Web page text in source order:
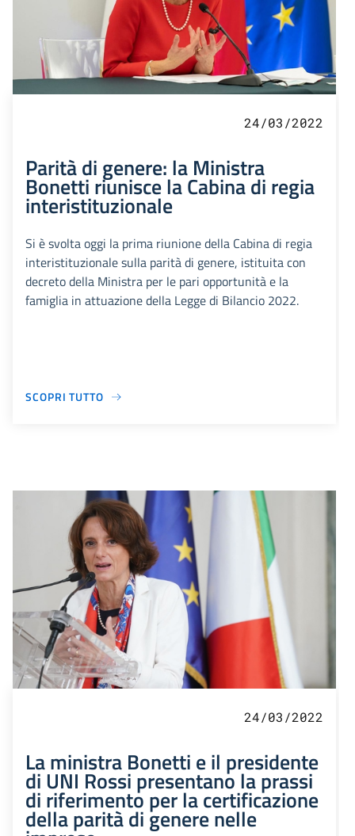
24/03/2022
Parità di genere: la Ministra
Bonetti riunisce la Cabina di regia
interistituzionale
Si è svolta oggi la prima riunione della Cabina di regia
interistituzionale sulla parità di genere, istituita con
decreto della Ministra per le pari opportunità e la
famiglia in attuazione della Legge di Bilancio 2022.
SCOPRI TUTTO
24/03/2022
La ministra Bonetti e il presidente
di UNI Rossi presentano la prassi
di riferimento per la certificazione
della parità di genere nelle